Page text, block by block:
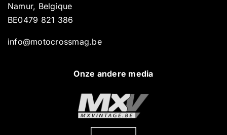
Namur, Belgique
BE0479 821 386
info@motocrossmag.be
Onze andere media